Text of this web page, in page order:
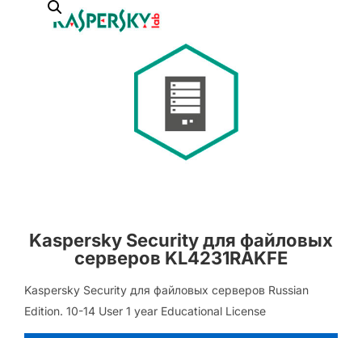
Kaspersky Security для файловых
серверов KL4231RAKFE
Kaspersky Security для файловых серверов Russian
Edition. 10-14 User 1 year Educational License